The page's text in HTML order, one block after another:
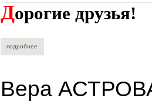
Дорогие друзья!
подробнее
Вера